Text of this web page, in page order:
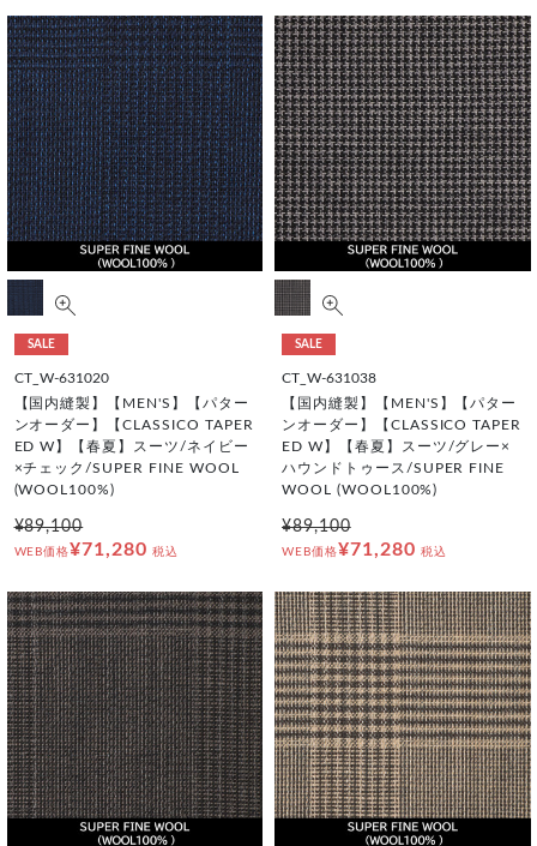
SALE
CT_W-631020
【国内縫製】【MEN'S】【パター
ンオーダー】【CLASSICO TAPER
ED W】【春夏】スーツ/ネイビー
×チェック/SUPER FINE WOOL
(WOOL100%)
¥89,100
WEB価格¥71,280 税込
SALE
CT_W-631038
【国内縫製】【MEN'S】【パター
ンオーダー】【CLASSICO TAPER
ED W】【春夏】スーツ/グレー×
ハウンドトゥース/SUPER FINE
WOOL (WOOL100%)
¥89,100
WEB価格¥71,280 税込